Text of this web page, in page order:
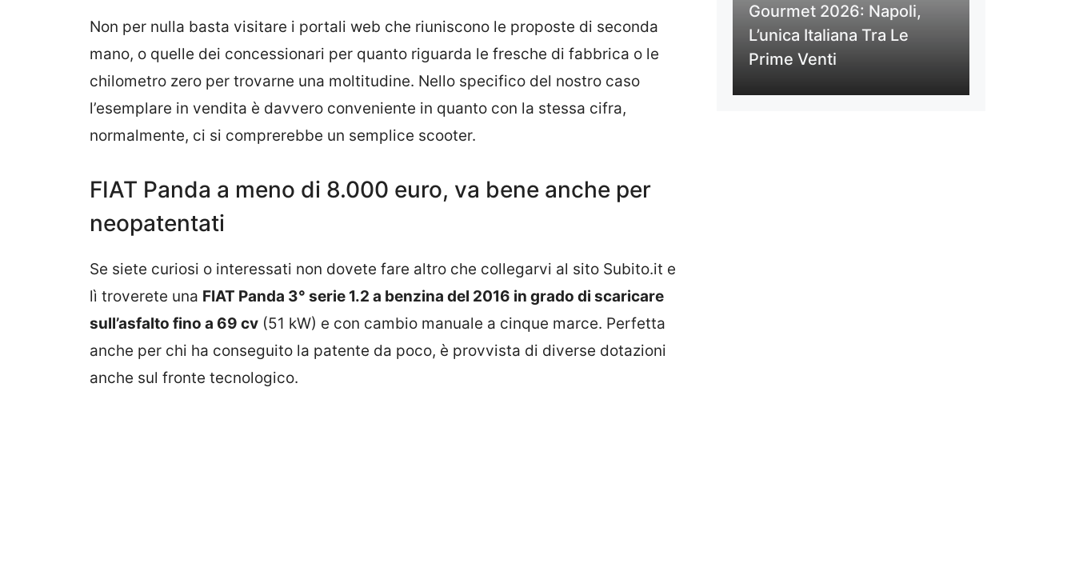
Non per nulla basta visitare i portali web che riuniscono le proposte di seconda
mano, o quelle dei concessionari per quanto riguarda le fresche di fabbrica o le
chilometro zero per trovarne una moltitudine. Nello specifico del nostro caso
l’esemplare in vendita è davvero conveniente in quanto con la stessa cifra,
normalmente, ci si comprerebbe un semplice scooter.
FIAT Panda a meno di 8.000 euro, va bene anche per
neopatentati
Se siete curiosi o interessati non dovete fare altro che collegarvi al sito Subito.it e
lì troverete una FIAT Panda 3° serie 1.2 a benzina del 2016 in grado di scaricare
sull’asfalto fino a 69 cv (51 kW) e con cambio manuale a cinque marce. Perfetta
anche per chi ha conseguito la patente da poco, è provvista di diverse dotazioni
anche sul fronte tecnologico.
Gourmet 2026: Napoli,
L’unica Italiana Tra Le
Prime Venti